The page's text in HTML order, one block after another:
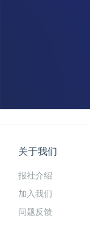
关于我们
报社介绍
加入我们
问题反馈